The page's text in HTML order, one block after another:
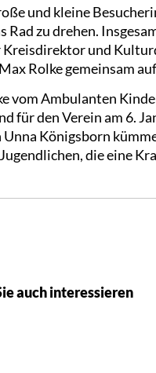
und kleine
Rad zu drehen.
und
Rolke gemeinsam
vom Ambulanten
für den Verein am 6.
Unna Königsborn
die eine
auch interessieren